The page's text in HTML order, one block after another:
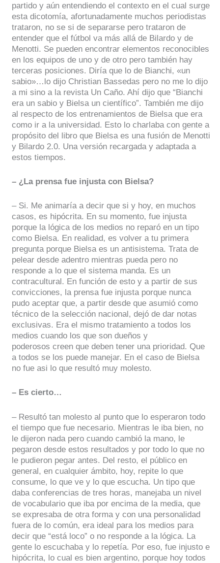
partido y aún entendiendo el contexto en el cual surge
esta dicotomía, afortunadamente muchos periodistas
trataron, no se si de separarse pero trataron de
entender que el fútbol va más allá de Bilardo y de
Menotti. Se pueden encontrar elementos reconocibles
en los equipos de uno y de otro pero también hay
terceras posiciones. Diría que lo de Bianchi, «un
sabio»…lo dijo Christian Bassedas pero no me lo dijo
a mi sino a la revista Un Caño. Ahí dijo que “Bianchi
era un sabio y Bielsa un científico”. También me dijo
al respecto de los entrenamientos de Bielsa que era
como ir a la universidad. Esto lo charlaba con gente a
propósito del libro que Bielsa es una fusión de Menotti
y Bilardo 2.0. Una versión recargada y adaptada a
estos tiempos.
– ¿La prensa fue injusta con Bielsa?
– Si. Me animaría a decir que si y hoy, en muchos
casos, es hipócrita. En su momento, fue injusta
porque la lógica de los medios no reparó en un tipo
como Bielsa. En realidad, es volver a tu primera
pregunta porque Bielsa es un antisistema. Trata de
pelear desde adentro mientras pueda pero no
responde a lo que el sistema manda. Es un
contracultural. En función de esto y a partir de sus
convicciones, la prensa fue injusta porque nunca
pudo aceptar que, a partir desde que asumió como
técnico de la selección nacional, dejó de dar notas
exclusivas. Era el mismo tratamiento a todos los
medios cuando los que son dueños y
poderosos creen que deben tener una prioridad. Que
a todos se los puede manejar. En el caso de Bielsa
no fue asi lo que resultó muy molesto.
– Es cierto…
– Resultó tan molesto al punto que lo esperaron todo
el tiempo que fue necesario. Mientras le iba bien, no
le dijeron nada pero cuando cambió la mano, le
pegaron desde estos resultados y por todo lo que no
le pudieron pegar antes. Del resto, el público en
general, en cualquier ámbito, hoy, repite lo que
consume, lo que ve y lo que escucha. Un tipo que
daba conferencias de tres horas, manejaba un nivel
de vocabulario que iba por encima de la media, que
se expresaba de otra forma y con una personalidad
fuera de lo común, era ideal para los medios para
decir que “está loco” o no responde a la lógica. La
gente lo escuchaba y lo repetía. Por eso, fue injusto e
hipócrita, lo cual es bien argentino, porque hoy todos